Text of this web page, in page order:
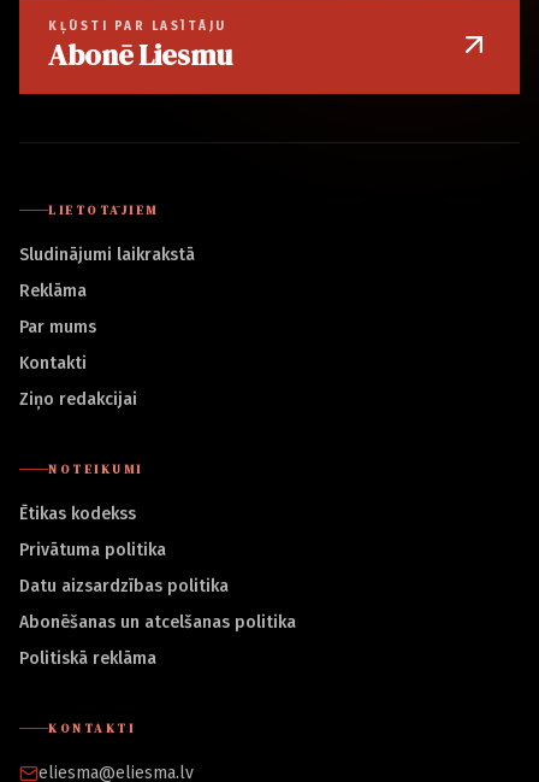
KĻŪSTI PAR LASĪTĀJU
Abonē Liesmu
LIETOTĀJIEM
Sludinājumi laikrakstā
Reklāma
Par mums
Kontakti
Ziņo redakcijai
NOTEIKUMI
Ētikas kodekss
Privātuma politika
Datu aizsardzības politika
Abonēšanas un atcelšanas politika
Politiskā reklāma
KONTAKTI
eliesma@eliesma.lv